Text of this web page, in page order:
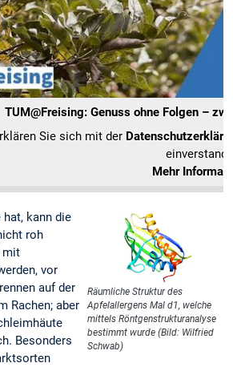
TUM@Freising: Genuss ohne Folgen –
Sie sich mit der
Mehr
Räumliche Struktur des
Apfelallergens Mal d1, welche
mittels Röntgenstrukturanalyse
bestimmt wurde (Bild: Wilfried
Schwab)
kann die
roh
mit
vor
auf der
Rachen; aber
Besonders